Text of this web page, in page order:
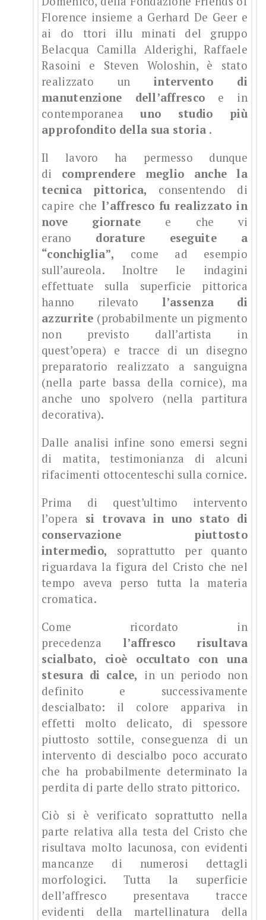
Florence insieme a Gerhard De Geer e
ai do ttori illu minati del gruppo
Belacqua Camilla Alderighi, Raffaele
Rasoini e Steven Woloshin, è stato
realizzato un intervento di
manutenzione dell’affresco e in
contemporaneauno studio più
approfondito della sua storia .
Il lavoro ha permesso dunque
di comprendere meglio anche la
tecnica pittorica, consentendo di
capire chel’affresco fu realizzato in
nove giornate e che vi
erano dorature eseguite a
“conchiglia”, come ad esempio
sull’aureola. Inoltre le indagini
effettuate sulla superficie pittorica
hanno rilevato l’assenza di
azzurrite (probabilmente un pigmento
non previsto dall’artista in
quest’opera) e tracce di un disegno
preparatorio realizzato a sanguigna
(nella parte bassa della cornice), ma
anche uno spolvero (nella partitura
decorativa).
Dalle analisi infine sono emersi segni
di matita, testimonianza di alcuni
rifacimenti ottocenteschi sulla cornice.
Prima di quest’ultimo intervento
l’opera si trovava in uno stato di
conservazione piuttosto
intermedio, soprattutto per quanto
riguardava la figura del Cristo che nel
tempo aveva perso tutta la materia
cromatica.
Come ricordato in
precedenza l’affresco risultava
scialbato, cioè occultato con una
stesura di calce, in un periodo non
definito e successivamente
descialbato: il colore appariva in
effetti molto delicato, di spessore
piuttosto sottile, conseguenza di un
intervento di descialbo poco accurato
che ha probabilmente determinato la
perdita di parte dello strato pittorico.
Ciò si è verificato soprattutto nella
parte relativa alla testa del Cristo che
risultava molto lacunosa, con evidenti
mancanze di numerosi dettagli
morfologici. Tutta la superficie
dell’affresco presentava tracce
evidenti della martellinatura della